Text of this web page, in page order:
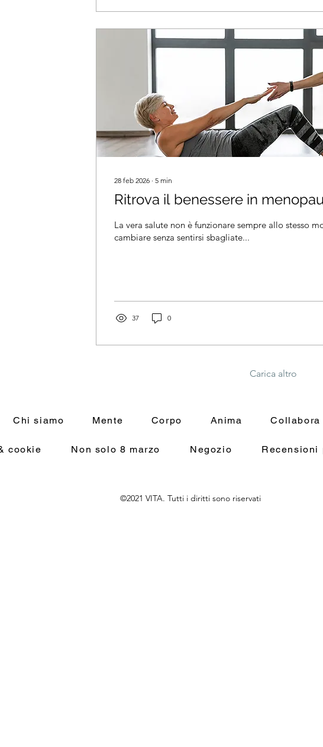
28 feb 2026 ∙ 5 min
Ritrova il benessere in
La vera salute non è funzionare sempre allo stesso
cambiare senza sentirsi sbagliate...
37 0
Carica altro
Chi siamo Mente Corpo Anima
cookie Non solo 8 marzo Negozio Recensioni
©2021 VITA. Tutti i diritti sono riservati